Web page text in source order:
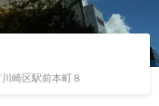
崎区駅前本町８